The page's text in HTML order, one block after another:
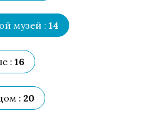
музей : 14
: 16
: 20